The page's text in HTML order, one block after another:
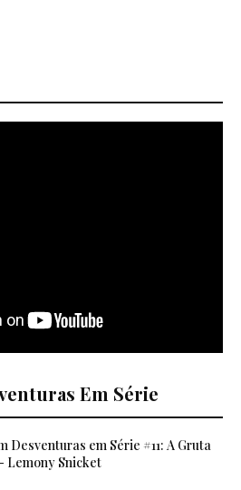
Em Série
Desventuras em Série #11: A Gruta
Lemony Snicket